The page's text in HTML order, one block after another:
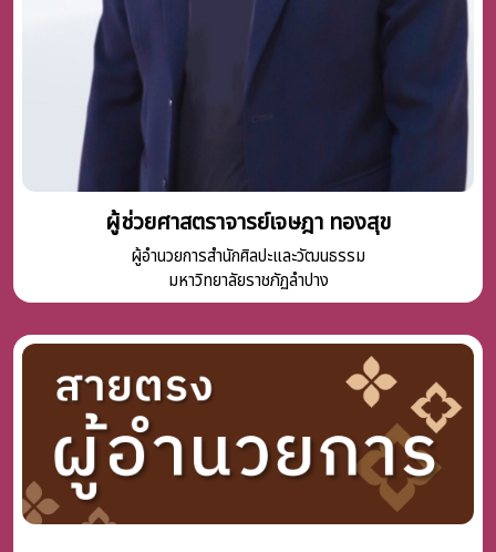
ผู้ช่วยศาสตราจารย์เจษฎา ทองสุข
ผู้อำนวยการสำนักศิลปะและวัฒนธรรม
มหาวิทยาลัยราชภัฏลำปาง